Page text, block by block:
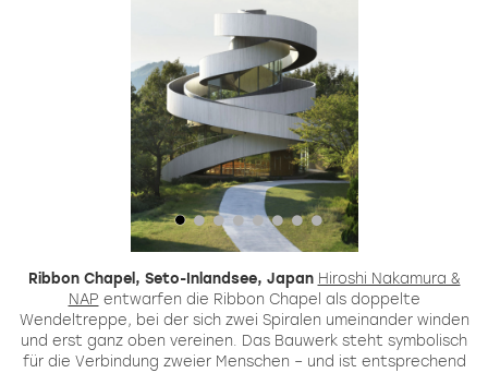
Ribbon Chapel, Seto-Inlandsee, Japan Hiroshi Nakamura &
NAP entwarfen die Ribbon Chapel als doppelte
Wendeltreppe, bei der sich zwei Spiralen umeinander winden
und erst ganz oben vereinen. Das Bauwerk steht symbolisch
für die Verbindung zweier Menschen – und ist entsprechend